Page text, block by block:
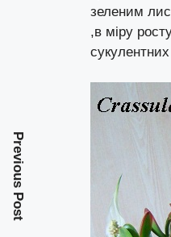
зеленим
,в міру
Previous Post